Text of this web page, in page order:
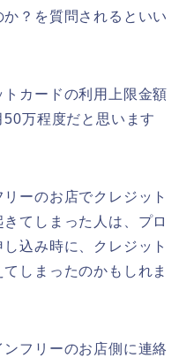
？を質問されるといい
カードの利用上限金額
万程度だと思います
ーのお店でクレジット
てしまった人は、プロ
込み時に、クレジット
しまったのかもしれま
フリーのお店側に連絡